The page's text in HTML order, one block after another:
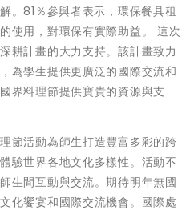
。81％參與者表示，環保餐具租
使用，對環保有實際助益。 這次
耕計畫的大力支持。該計畫致力
為學生提供更廣泛的國際交流和
界料理節提供寶貴的資源與支
節活動為師生打造豐富多彩的跨
驗世界各地文化多樣性。活動不
生間互動與交流。期待明年無國
化饗宴和國際交流機會。國際處